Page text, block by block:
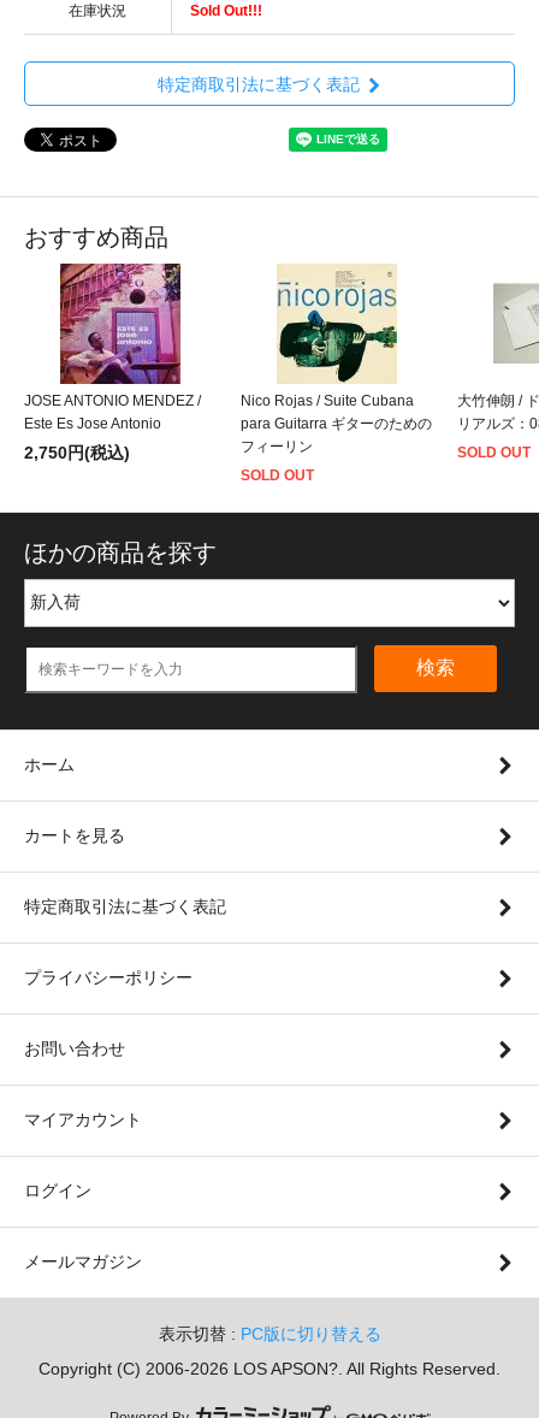
在庫状況 Sold Out!!!
特定商取引法に基づく表記
おすすめ商品
JOSE ANTONIO MENDEZ /
Este Es Jose Antonio
2,750円(税込)
Nico Rojas / Suite Cubana
para Guitarra ギターのための
フィーリン
SOLD OUT
大竹伸朗 /
リアルズ：
SOLD OUT
ほかの商品を探す
検索
ホーム
カートを見る
特定商取引法に基づく表記
プライバシーポリシー
お問い合わせ
マイアカウント
ログイン
メールマガジン
表示切替 : PC版に切り替える
Copyright (C) 2006-2026 LOS APSON?. All Rights Reserved.